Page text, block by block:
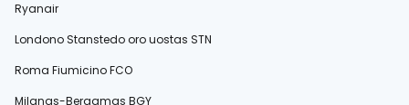
Ryanair
Londono Stanstedo oro uostas STN
Roma Fiumicino FCO
Milanas-Bergamas BGY